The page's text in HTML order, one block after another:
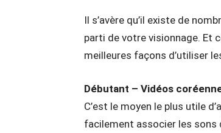
Il s’avère qu’il existe de
parti de votre visionnage. Et
meilleures façons d’utiliser
Débutant – Vidéos
C’est le moyen le plus utile
facilement associer les sons